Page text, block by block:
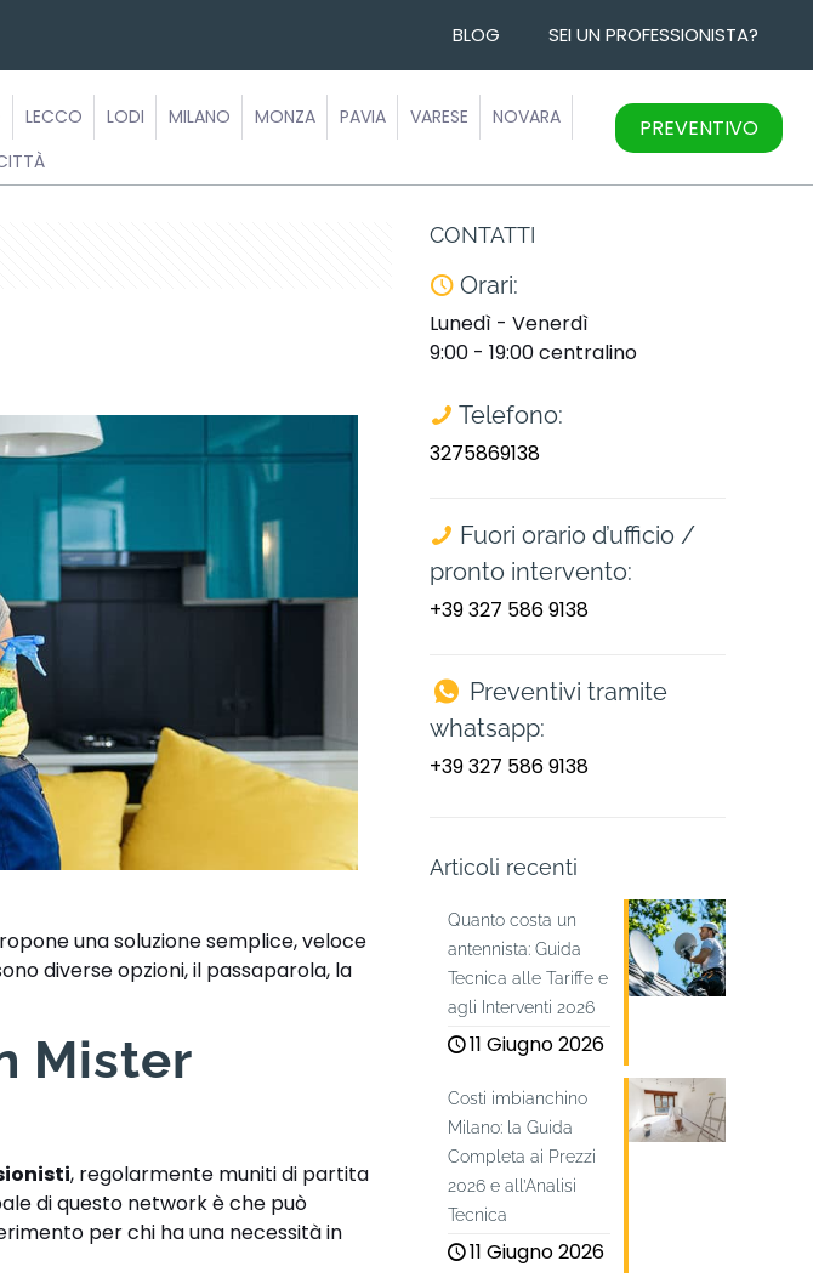
BLOG SEI UN PROFESSIONISTA?
LECCO LODI MILANO MONZA PAVIA VARESE
NOVARA
PREVENTIVO
una soluzione semplice, veloce
diverse opzioni, il passaparola, la
Mister
, regolarmente muniti di partita
di questo network è che può
per chi ha una necessità in
CONTATTI
Orari:
Lunedì - Venerdì
9:00 - 19:00 centralino
Telefono:
3275869138
Fuori orario d’ufficio /
pronto intervento:
+39 327 586 9138
Preventivi tramite
whatsapp:
+39 327 586 9138
Articoli recenti
Quanto costa un
antennista: Guida
Tecnica alle Tariffe e
agli Interventi 2026
11 Giugno 2026
Costi imbianchino
Milano: la Guida
Completa ai Prezzi
2026 e all’Analisi
Tecnica
11 Giugno 2026